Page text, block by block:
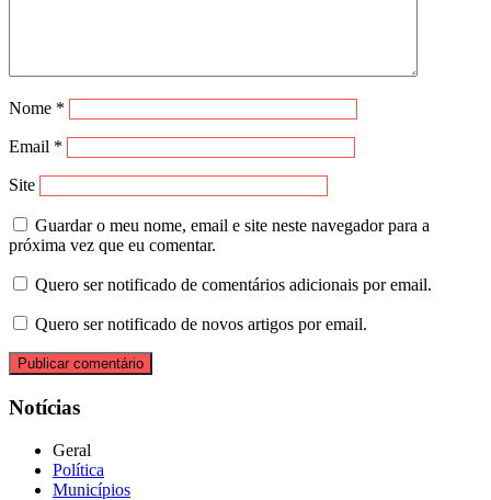
Nome *
Email *
Site
Guardar o meu nome, email e site neste navegador para a
próxima vez que eu comentar.
Quero ser notificado de comentários adicionais por email.
Quero ser notificado de novos artigos por email.
Notícias
Geral
Política
Municípios